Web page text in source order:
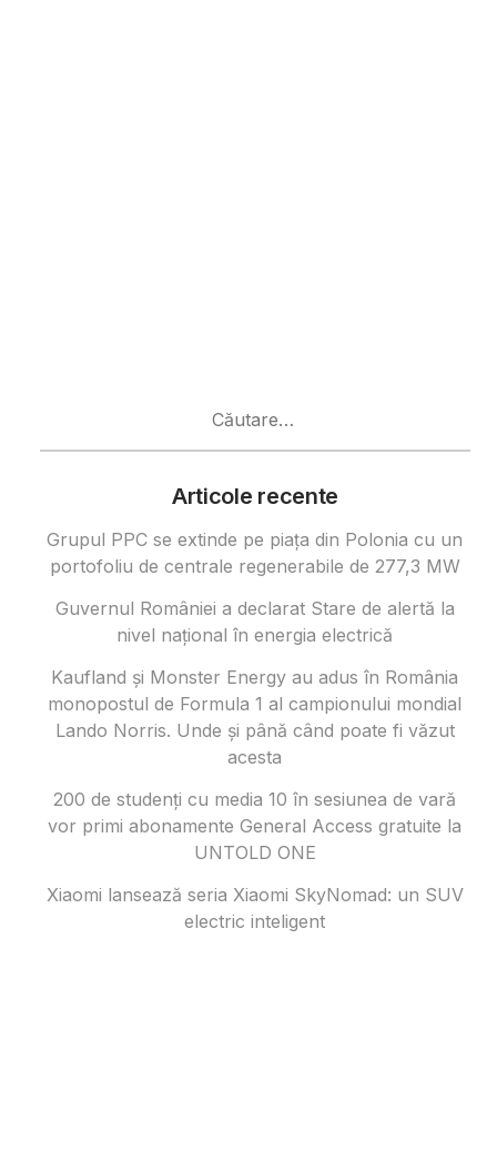
Articole recente
Grupul PPC se extinde pe piața din Polonia cu un
portofoliu de centrale regenerabile de 277,3 MW
Guvernul României a declarat Stare de alertă la
nivel național în energia electrică
Kaufland și Monster Energy au adus în România
monopostul de Formula 1 al campionului mondial
Lando Norris. Unde și până când poate fi văzut
acesta
200 de studenți cu media 10 în sesiunea de vară
vor primi abonamente General Access gratuite la
UNTOLD ONE
Xiaomi lansează seria Xiaomi SkyNomad: un SUV
electric inteligent